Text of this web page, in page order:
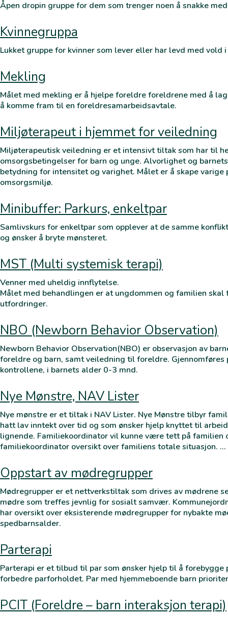
Åpen dropin gruppe for dem som trenger noen å snakke
Kvinnegruppa
Lukket gruppe for kvinner som lever eller har levd med vold
Mekling
Målet med mekling er å hjelpe foreldre foreldrene med å
å komme fram til en foreldresamarbeidsavtale.
Miljøterapeut i hjemmet for veiledning
Miljøterapeutisk veiledning er et intensivt tiltak som har til
omsorgsbetingelser for barn og unge. Alvorlighet og
betydning for intensitet og varighet. Målet er å skape
omsorgsmiljø.
Minibuffer: Parkurs, enkeltpar
Samlivskurs for enkeltpar som opplever at de samme
og ønsker å bryte mønsteret.
MST (Multi systemisk terapi)
Venner med uheldig innflytelse.
Målet med behandlingen er at ungdommen og familien
utfordringer.
NBO (Newborn Behavior Observation)
Newborn Behavior Observation(NBO) er observasjon av
foreldre og barn, samt veiledning til foreldre. Gjennomføres
kontrollene, i barnets alder 0-3 mnd.
Nye Mønstre, NAV Lister
Nye mønstre er et tiltak i NAV Lister. Nye Mønstre tilbyr
hatt lav inntekt over tid og som ønsker hjelp knyttet til
lignende. Familiekoordinator vil kunne være tett på familien
familiekoordinator oversikt over familiens totale situasjon. …
Oppstart av mødregrupper
Mødregrupper er et nettverkstiltak som drives av mødrene
mødre som treffes jevnlig for sosialt samvær.
har oversikt over eksisterende mødregrupper for nybakte
spedbarnsalder.
Parterapi
Parterapi er et tilbud til par som ønsker hjelp til å
forbedre parforholdet. Par med hjemmeboende barn
PCIT (Foreldre – barn interaksjon terapi)